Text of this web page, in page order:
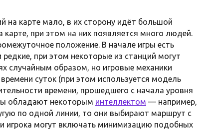
на карте мало, в их сторону идёт большой
при этом на них появляется много людей.
положение. В начале игры есть
при этом некоторые из станций могут
случайным образом, но игровые механики
суток (при этом используется модель
времени, прошедшего с начала уровня
обладают некоторым интеллектом — например,
по одной линии, то они выбирают маршрут с
игрока могут включать минимизацию подобных